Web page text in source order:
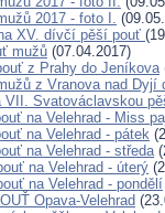
2017 - foto I.
XV. dívčí pěší pouť
mužů (07.04.2017)
z Prahy do Jeníkova
z Vranova nad Dyjí
VII. Svatováclavskou
na Velehrad - Miss
na Velehrad - pátek
na Velehrad - středa
na Velehrad - úterý
na Velehrad - pondělí
Opava-Velehrad